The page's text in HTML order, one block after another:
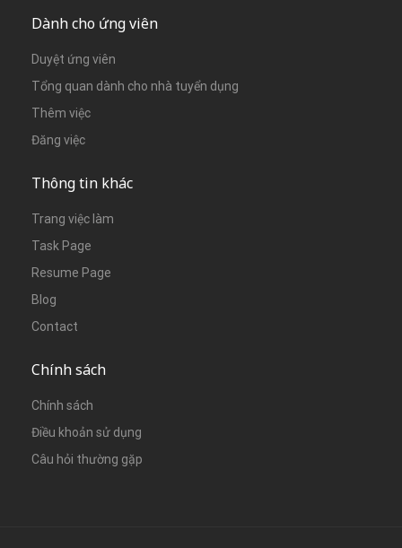
Dành cho ứng viên
Duyệt ứng viên
Tổng quan dành cho nhà tuyển dụng
Thêm việc
Đăng việc
Thông tin khác
Trang việc làm
Task Page
Resume Page
Blog
Contact
Chính sách
Chính sách
Điều khoản sử dụng
Câu hỏi thường gặp